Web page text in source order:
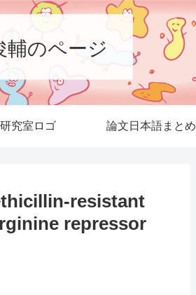
輔のページ
研究室ロゴ 論文日本語まとめ
resistant
repressor